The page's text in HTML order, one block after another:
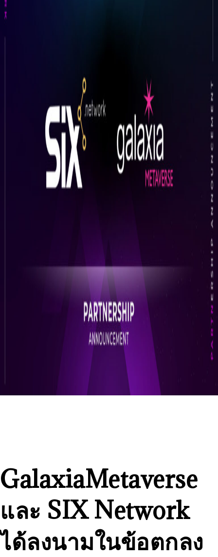
GalaxiaMetaverse
และ SIX Network
ได้ลงนามในข้อตกลง